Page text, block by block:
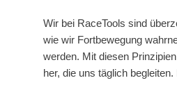
Wir bei RaceTools sind
wie wir Fortbewegung
werden. Mit diesen
her, die uns täglich